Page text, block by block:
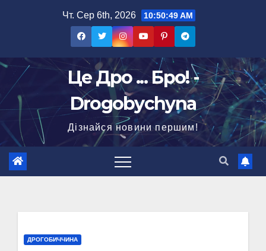
Чт. Сер 6th, 2026 10:50:50 AM
Це Дро ... Бро! -
Drogobychyna
Дізнайся новини першим!
ДРОГОБИЧЧИНА